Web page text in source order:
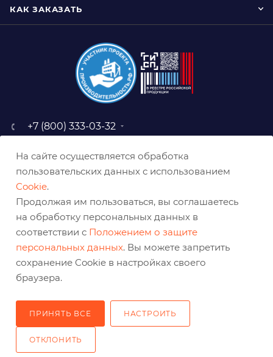
КАК ЗАКАЗАТЬ
+7 (800) 333-03-32
baz@belabraziv.ru
308009, Россия, г. Белгород,
На сайте осуществляется обработка
пользовательских данных с использованием
Cookie.
Продолжая им пользоваться, вы соглашаетесь
на обработку персональных данных в
соответствии с Положением о защите
персональных данных. Вы можете запретить
сохранение Cookie в настройках своего
браузера.
ПРИНЯТЬ ВСЕ НАСТРОИТЬ
ОТКЛОНИТЬ